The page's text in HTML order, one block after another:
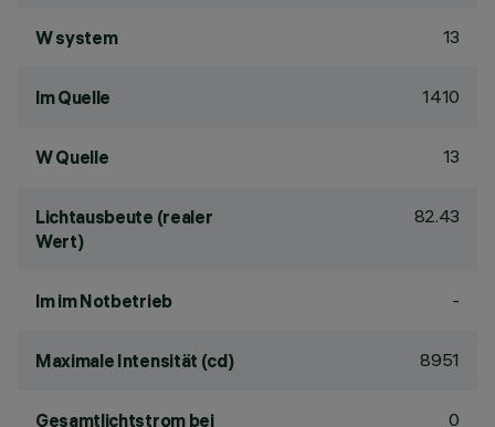
W system 13
lm Quelle 1410
W Quelle 13
Lichtausbeute (realer
Wert)
82.43
lm im Notbetrieb -
Maximale Intensität (cd) 8951
Gesamtlichtstrom bei 0